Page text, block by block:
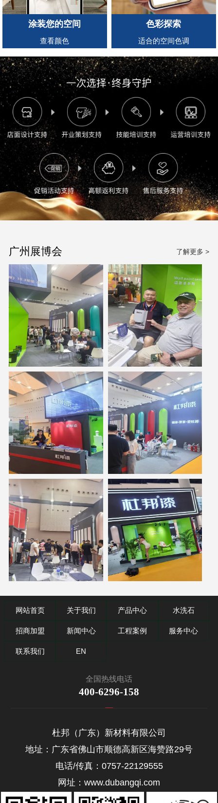
涂装您的空间
查看颜色
色彩探索
适合的空间色调
广州展博会 了解更多 >
网站首页 关于我们 产品中心 水洗石
招商加盟 新闻中心 工程案例 服务中心
联系我们 EN
全国热线电话
400-6296-158
杜邦（广东）新材料有限公司
地址：广东省佛山市顺德高新区海赞路29号
电话/传真：0757-22129555
网址：www.dubangqi.com